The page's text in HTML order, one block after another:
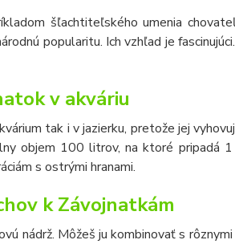
šľachtiteľského umenia
popularitu. Ich vzhľad je
v akváriu
tak i v jazierku, pretože jej
objem 100 litrov, na ktoré pripadá
s ostrými hranami.
k Závojnatkám
nádrž. Môžeš ju kombinovať s rôznymi